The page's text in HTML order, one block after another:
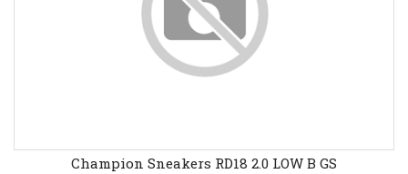
Champion Sneakers RD18 2.0 LOW B GS